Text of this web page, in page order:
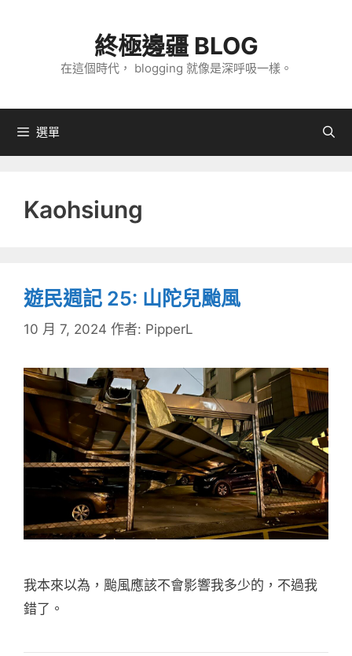
內
終極邊疆 BLOG
在這個時代， blogging 就像是深呼吸一樣。
選單
Kaohsiung
遊民週記 25: 山陀兒颱風
10 月 7, 2024 作者: PipperL
我本來以為，颱風應該不會影響我多少的，不過我
錯了。